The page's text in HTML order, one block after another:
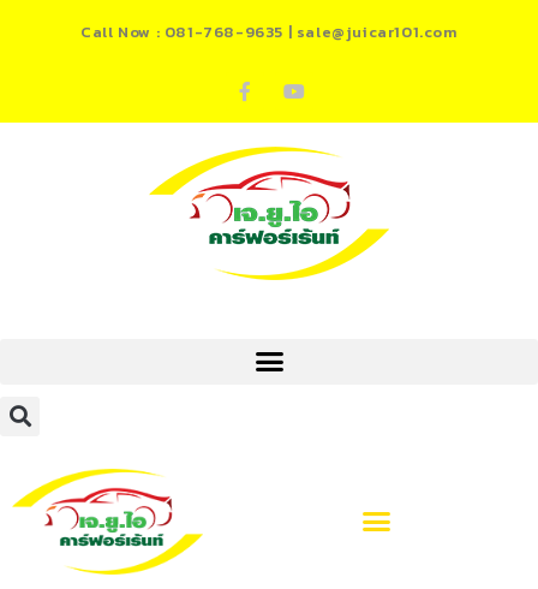
Call Now : 081-768-9635 | sale@juicar101.com